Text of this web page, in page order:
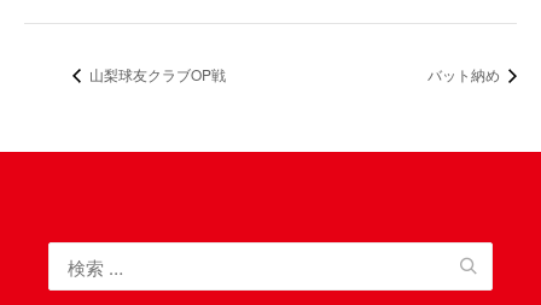
山梨球友クラブOP戦 バット納め